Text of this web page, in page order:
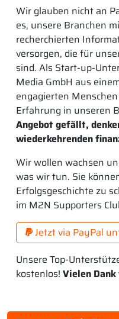
Wir glauben nicht an
es, unsere Branchen
recherchierten
versorgen, die für
sind. Als Start-up-
Media GmbH aus
engagierten
Erfahrung in unseren
Angebot gefällt,
wiederkehrenden
Wir wollen wachsen
was wir tun. Sie
Erfolgsgeschichte zu
im M2N Supporters
Jetzt via PayPal
Unsere Top-
kostenlos! Vielen